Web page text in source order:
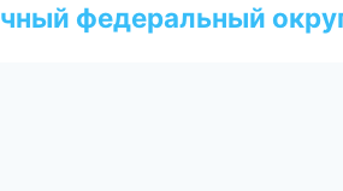
федеральный